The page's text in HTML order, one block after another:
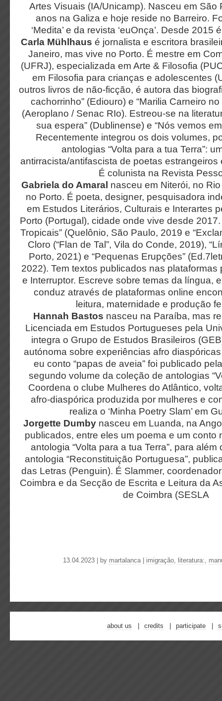
Artes Visuais (IA/Unicamp). Nasceu em São
anos na Galiza e hoje reside no Barreiro.
‘Medita’ e da revista ‘euOnça’. Desde 2015
Carla Mühlhaus é jornalista e escritora
Janeiro, mas vive no Porto. É mestre em
(UFRJ), especializada em Arte & Filosofia
em Filosofia para crianças e adolescentes
outros livros de não-ficção, é autora das
cachorrinho” (Ediouro) e “Marilia Carneiro
(Aeroplano / Senac RIo). Estreou-se na
sua espera” (Dublinense) e “Nós vemos
Recentemente integrou os dois volumes,
antologias “Volta para a tua Terra”:
antirracista/antifascista de poetas estrangeiros
É colunista na Revista
Gabriela do Amaral nasceu em Niterói, no
no Porto. É poeta, designer, pesquisadora
em Estudos Literários, Culturais e Interartes
Porto (Portugal), cidade onde vive desde
Tropicais” (Quelônio, São Paulo, 2019 e
Cloro (“Flan de Tal”, Vila do Conde, 2019),
Porto, 2021) e “Pequenas Erupções”
2022). Tem textos publicados nas plataformas
e Interruptor. Escreve sobre temas da língua,
conduz através de plataformas online
leitura, maternidade e produção
Hannah Bastos nasceu na Paraíba, mas
Licenciada em Estudos Portugueses pela
integra o Grupo de Estudos Brasileiros
autónoma sobre experiências afro
eu conto “papas de aveia” foi publicado
segundo volume da coleção de antologias
Coordena o clube Mulheres do Atlântico,
afro-diaspórica produzida por mulheres e
realiza o ‘Minha Poetry Slam’ em
Jorgette Dumbynasceu em Luanda, na
publicados, entre eles um poema e um conto
antologia “Volta para a tua Terra”, para
antologia “Reconstituição Portuguesa”,
das Letras (Penguin). É Slammer,
Coimbra e da Secção de Escrita e Leitura da
de Coimbra (SESLA
13.04.2023 | by martalanca| imigração, literatura:,
about us credits participate